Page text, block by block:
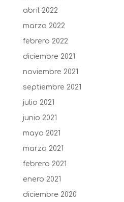
abril 2022
marzo 2022
febrero 2022
diciembre 2021
noviembre 2021
septiembre 2021
julio 2021
junio 2021
mayo 2021
marzo 2021
febrero 2021
enero 2021
diciembre 2020